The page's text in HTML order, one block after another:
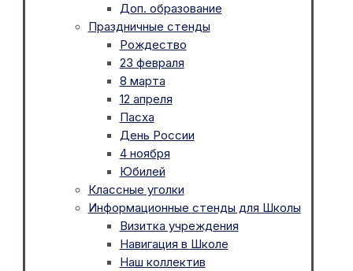
Доп. образование
Праздничные стенды
Рождество
23 февраля
8 марта
12 апреля
Пасха
День России
4 ноября
Юбилей
Классные уголки
Информационные стенды для Школы
Визитка учреждения
Навигация в Школе
Наш коллектив